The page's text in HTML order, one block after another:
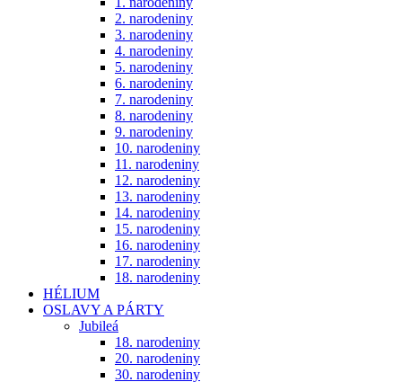
2. narodeniny
3. narodeniny
4. narodeniny
5. narodeniny
6. narodeniny
7. narodeniny
8. narodeniny
9. narodeniny
10. narodeniny
11. narodeniny
12. narodeniny
13. narodeniny
14. narodeniny
15. narodeniny
16. narodeniny
17. narodeniny
18. narodeniny
HÉLIUM
OSLAVY A PÁRTY
Jubileá
18. narodeniny
20. narodeniny
30. narodeniny